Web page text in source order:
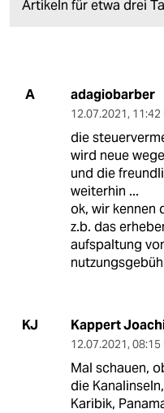
Artikeln für etwa drei
A adagiobarber
12.07.2021, 11:42
die
wird neue
und die
weiterhin ...
ok, wir kennen
z.b. das
aufspaltung
KJ Kappert
12.07.2021, 08:15
Mal schauen,
die
Karibik,